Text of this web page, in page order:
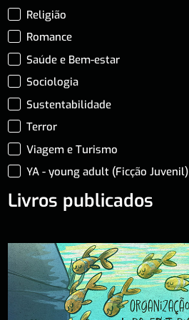
Religião
Romance
Saúde e Bem-estar
Sociologia
Sustentabilidade
Terror
Viagem e Turismo
YA - young adult (Ficção Juvenil)
Livros publicados